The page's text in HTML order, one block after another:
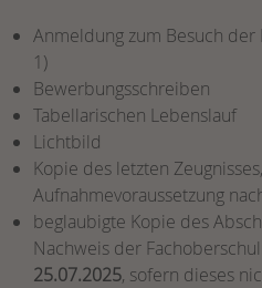
Anmeldung zum Besuch
1)
Bewerbungsschreiben
Tabellarischen Lebenslauf
Lichtbild
Kopie des letzten
Aufnahmevoraussetzung
beglaubigte Kopie des
Nachweis der
25.07.2025, sofern dieses